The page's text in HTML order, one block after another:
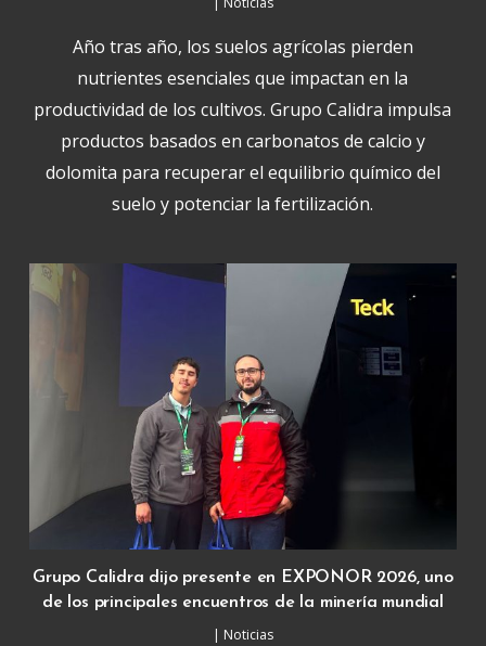
Año tras año, los suelos agrícolas pierden
nutrientes esenciales que impactan en la
productividad de los cultivos. Grupo Calidra impulsa
productos basados en carbonatos de calcio y
dolomita para recuperar el equilibrio químico del
suelo y potenciar la fertilización.
Grupo Calidra dijo presente en EXPONOR 2026, uno
de los principales encuentros de la minería mundial
| Noticias